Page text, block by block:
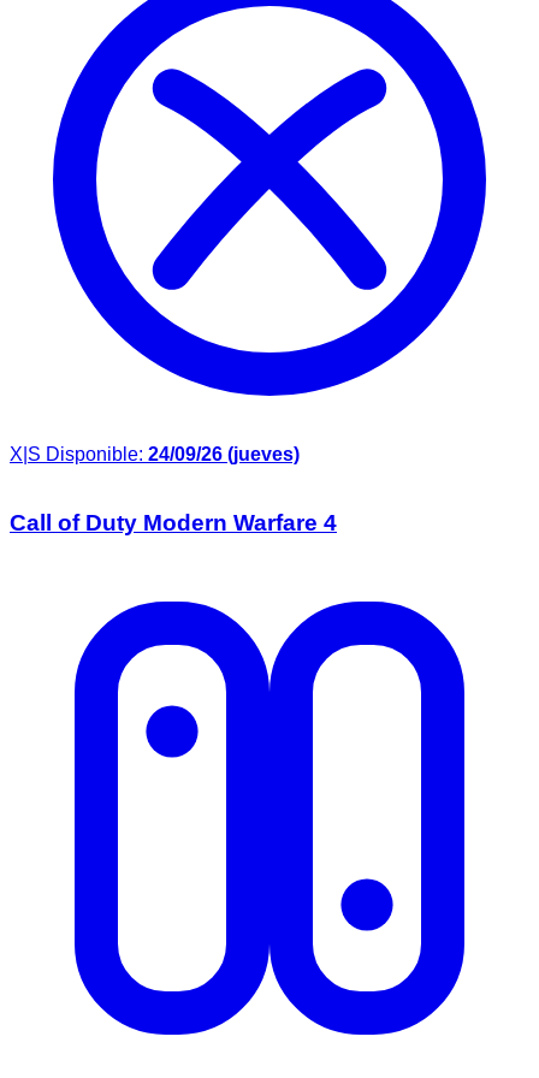
X|S Disponible: 24/09/26 (jueves)
Call of Duty Modern Warfare 4